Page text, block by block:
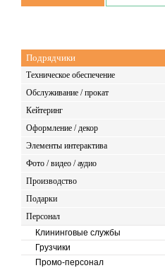
Подрядчики
Техническое обеспечение
Обслуживание / прокат
Кейтеринг
Оформление / декор
Элементы интерактива
Фото / видео / аудио
Производство
Подарки
Персонал
Клининговые службы
Грузчики
Промо-персонал